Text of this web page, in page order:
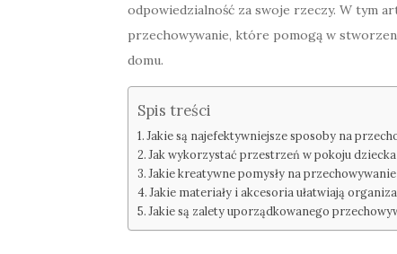
odpowiedzialność za swoje rzeczy. W tym
przechowywanie, które pomogą w
domu.
Spis treści
Jakie są najefektywniejsze sposoby na
Jak wykorzystać przestrzeń w pokoju
Jakie kreatywne pomysły na
Jakie materiały i akcesoria ułatwiają
Jakie są zalety uporządkowanego